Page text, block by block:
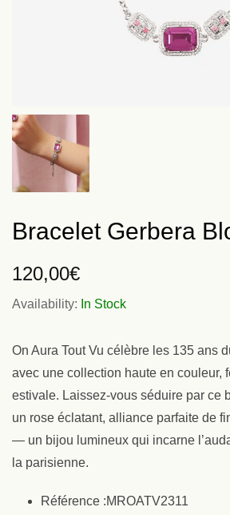
Bracelet Gerbera
120,00€
Availability: In Stock
On Aura Tout Vu célèbre les 135 ans
avec une collection haute en couleur,
estivale. Laissez-vous séduire par ce
un rose éclatant, alliance parfaite de
— un bijou lumineux qui incarne
la parisienne.
Référence :MROATV2311